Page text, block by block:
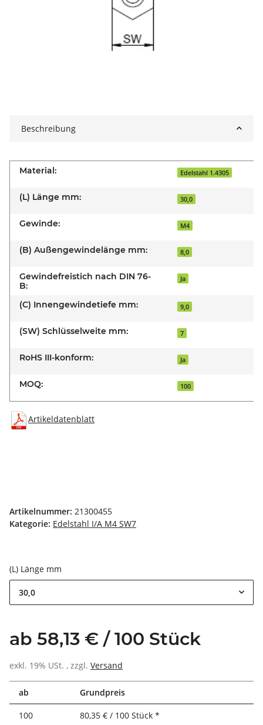
Beschreibung
Material: Edelstahl 1.4305
(L) Länge mm: 30,0
Gewinde: M4
(B) Außengewindelänge mm: 8,0
Gewindefreistich nach DIN 76-
B:
Ja
(C) Innengewindetiefe mm: 9,0
(SW) Schlüsselweite mm: 7
RoHS III-konform: Ja
MOQ: 100
Artikeldatenblatt
Artikelnummer: 21300455
Kategorie: Edelstahl I/A M4 SW7
(L) Länge mm
30,0
ab 58,13 € / 100 Stück
exkl. 19% USt. , zzgl. Versand
ab Grundpreis
100 80,35 € / 100 Stück *